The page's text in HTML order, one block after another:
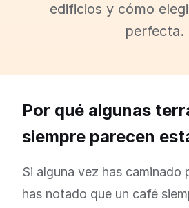
edificios y cómo
perfecta.
Por qué algunas
siempre parecen
Si alguna vez has caminado
has notado que un café